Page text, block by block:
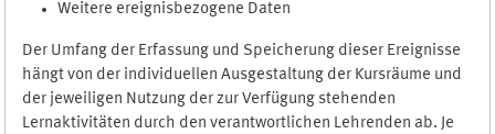
Weitere ereignisbezogene Daten
Der Umfang der Erfassung und Speicherung dieser Ereignisse
hängt von der individuellen Ausgestaltung der Kursräume und
der jeweiligen Nutzung der zur Verfügung stehenden
Lernaktivitäten durch den verantwortlichen Lehrenden ab. Je